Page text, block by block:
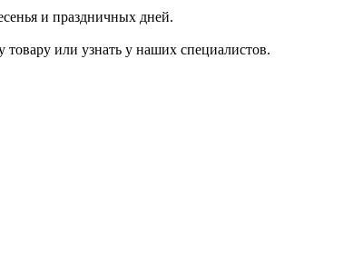
и праздничных дней.
или узнать у наших специалистов.